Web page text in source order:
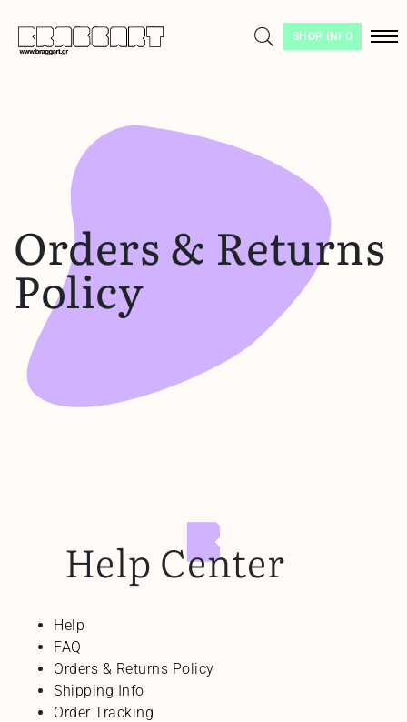
SHOP INFO
Orders & Returns
Policy
Help Center
Help
FAQ
Orders & Returns Policy
Shipping Info
Order Tracking